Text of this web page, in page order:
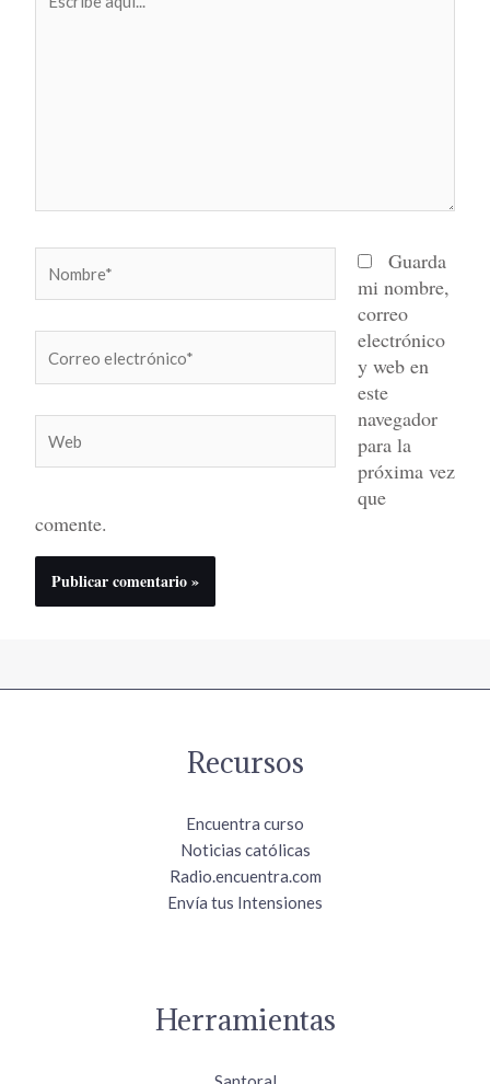
aquí...
electrónico*
Guarda
mi nombre,
correo
electrónico
y web en
este
navegador
para la
próxima vez
que
comente.
Recursos
Encuentra curso
Noticias católicas
Radio.encuentra.com
Envía tus Intensiones
Herramientas